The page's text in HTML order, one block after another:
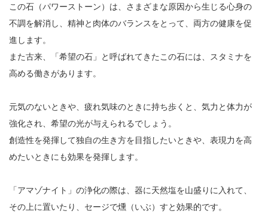
この石（パワーストーン）は、さまざまな原因から生じる心身の
不調を解消し、精神と肉体のバランスをとって、両方の健康を促
進します。
また古来、「希望の石」と呼ばれてきたこの石には、スタミナを
高める働きがあります。
元気のないときや、疲れ気味のときに持ち歩くと、気力と体力が
強化され、希望の光が与えられるでしょう。
創造性を発揮して独自の生き方を目指したいときや、表現力を高
めたいときにも効果を発揮します。
「アマゾナイト」の浄化の際は、器に天然塩を山盛りに入れて、
その上に置いたり、セージで燻（いぶ）すと効果的です。